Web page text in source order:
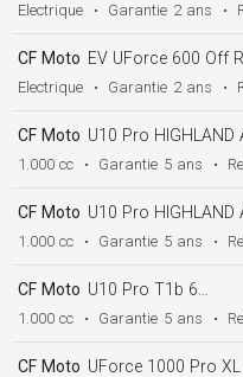
Electrique • Garantie 2 ans •
CF Moto EV UForce 600 Off Road T3 ABS Full cabine
Electrique • Garantie 2 ans •
CF Moto U10 Pro HIGHLAND
1.000 cc • Garantie 5 ans •
CF Moto U10 Pro HIGHLAND
1.000 cc • Garantie 5 ans •
CF Moto U10 Pro T1b 60 km/h demo 45 kilometres
1.000 cc • Garantie 5 ans •
CF Moto UForce 1000 Pro